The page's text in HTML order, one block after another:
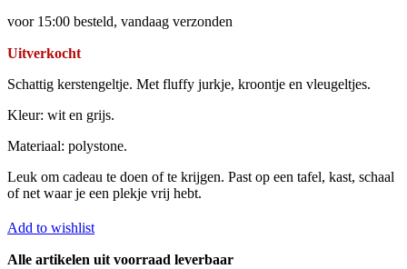
voor 15:00 besteld, vandaag verzonden
Uitverkocht
Schattig kerstengeltje. Met fluffy jurkje, kroontje en vleugeltjes.
Kleur: wit en grijs.
Materiaal: polystone.
Leuk om cadeau te doen of te krijgen. Past op een tafel, kast, schaal
of net waar je een plekje vrij hebt.
Add to wishlist
Alle artikelen uit voorraad leverbaar